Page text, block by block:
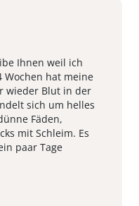
Ihnen weil ich
Wochen hat meine
wieder Blut in der
sich um helles
Fäden,
mit Schleim. Es
paar Tage